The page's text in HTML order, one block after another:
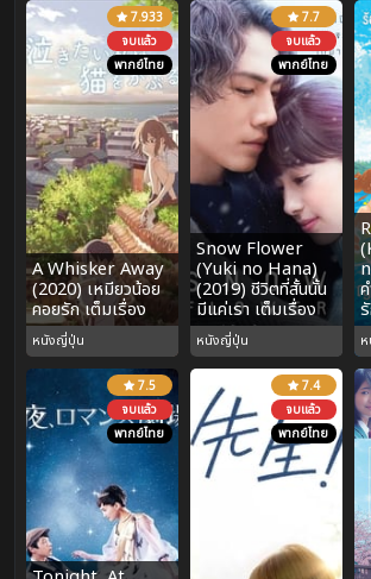
7.933
จบแล้ว
พากย์ไทย
A Whisker Away
(2020) เหมียวน้อย
คอยรัก เต็มเรื่อง
หนังญี่ปุ่น
7.7
จบแล้ว
พากย์ไทย
Snow Flower
(Yuki no Hana)
(2019) ชีวิตที่สั้นนั้น
มีแค่เรา เต็มเรื่อง
หนังญี่ปุ่น
7.5
จบแล้ว
พากย์ไทย
7.4
จบแล้ว
พากย์ไทย